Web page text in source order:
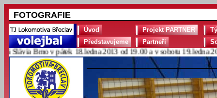
FOTOGRAFIE
Úvod Projekt PARTNER
Představujeme
Partneři
Brno v pátek 18.ledna 2013 od 19.00 a v sobotu 19.ledna